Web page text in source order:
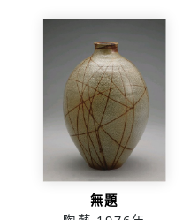
無題